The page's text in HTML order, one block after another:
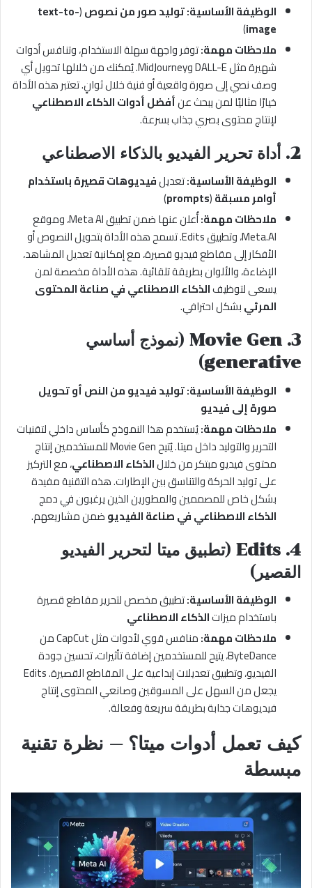
الوظيفة الأساسية:توليد صور من نصوص(
text-to-
image
)
ملاحظات مهمة:توفر واجهة سهلة الاستخدام، وتنافس أدوات
شهيرة مثل DALL-E وMidJourney. يُمكنك من خلالها تحويل أي
وصف نصي إلى صورة واقعية أو فنية خلال ثوانٍ. تعتبر هذه الأداة
خيارًا مثاليًا لمن يبحث عنأفضل أدوات الذكاء الاصطناعي
لإنتاج محتوى بصري جذاب بسرعة.
2. أداة تحرير الفيديو بالذكاء الاصطناعي
الوظيفة الأساسية:تعديلفيديوهات قصيرة باستخدام
أوامر مسبقة(
prompts
)
ملاحظات مهمة:
أُعلن عنها ضمن تطبيق Meta AI، وموقع
Meta.AI، وتطبيق Edits. تسمح هذه الأداة بتحويل النصوص أو
الأفكار إلى مقاطع فيديو قصيرة، مع إمكانية تعديل المشاهد،
الإضاءة، والألوان بطريقة تلقائية. هذه الأداة مخصصة لمن
يسعى لتوظيفالذكاء الاصطناعي في صناعة المحتوى
المرئيبشكل احترافي.
3.
Movie Gen (نموذج أساسي
generative)
الوظيفة الأساسية:توليد فيديو من النص أو تحويل
صورة إلى فيديو
ملاحظات مهمة:يُستخدم هذا النموذج كأساس داخلي لتقنيات
التحرير والتوليد داخل ميتا. يُتيح Movie Gen للمستخدمين إنتاج
محتوى فيديو مبتكر من خلالالذكاء الاصطناعي، مع التركيز
على توليد الحركة والتناسق بين الإطارات. هذه التقنية مفيدة
بشكل خاص للمصممين والمطورين الذين يرغبون في دمج
الذكاء الاصطناعي في صناعة الفيديوضمن مشاريعهم.
4.
Edits (تطبيق ميتا لتحرير الفيديو
القصير)
الوظيفة الأساسية:تطبيق مخصص لتحرير مقاطع قصيرة
باستخدام ميزاتالذكاء الاصطناعي
ملاحظات مهمة:
منافس قوي لأدوات مثل CapCut من
ByteDance، يتيح للمستخدمين إضافة تأثيرات، تحسين جودة
الفيديو، وتطبيق تعديلات إبداعية على المقاطع القصيرة. Edits
يجعل من السهل على المسوقين وصانعي المحتوى إنتاج
فيديوهات جذابة بطريقة سريعة وفعالة.
كيف تعمل أدوات ميتا؟ — نظرة تقنية
مبسطة